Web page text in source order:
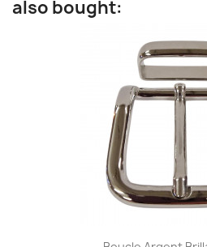
also bought: